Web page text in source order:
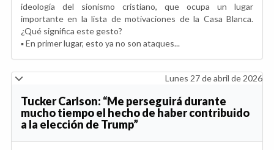
ideología del sionismo cristiano, que ocupa un lugar
importante en la lista de motivaciones de la Casa Blanca.
¿Qué significa este gesto?
▪️ En primer lugar, esto ya no son ataques...
Lunes 27 de abril de 2026
Tucker Carlson: “Me perseguirá durante
mucho tiempo el hecho de haber contribuido
a la elección de Trump”